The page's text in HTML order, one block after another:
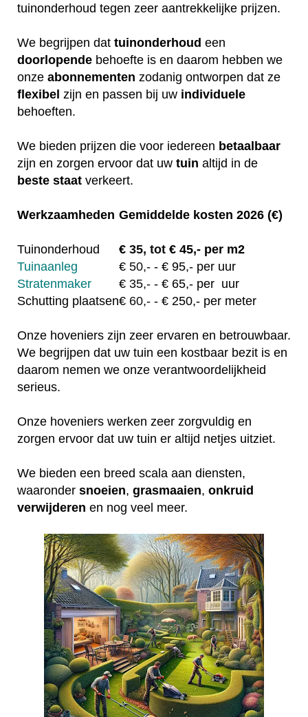
tuinonderhoud tegen zeer aantrekkelijke prijzen.
We begrijpen dat tuinonderhoud een
doorlopende behoefte is en daarom hebben we
onze abonnementen zodanig ontworpen dat ze
flexibel zijn en passen bij uw individuele
behoeften.
We bieden prijzen die voor iedereen betaalbaar
zijn en zorgen ervoor dat uw tuin altijd in de
beste staat verkeert.
Werkzaamheden Gemiddelde kosten 2026 (€)
Tuinonderhoud € 35, tot € 45,- per m2
Tuinaanleg
€ 50,- - € 95,- per uur
Stratenmaker
€ 35,- - € 65,- per uur
Schutting plaatsen€ 60,- - € 250,- per meter
Onze hoveniers zijn zeer ervaren en betrouwbaar.
We begrijpen dat uw tuin een kostbaar bezit is en
daarom nemen we onze verantwoordelijkheid
serieus.
Onze hoveniers werken zeer zorgvuldig en
zorgen ervoor dat uw tuin er altijd netjes uitziet.
We bieden een breed scala aan diensten,
waaronder snoeien, grasmaaien, onkruid
verwijderen en nog veel meer.